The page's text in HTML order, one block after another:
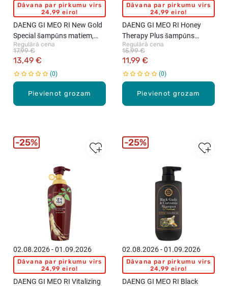
Pievienot grozam
Dāvana par pirkumu virs
24,99 eiro!
DAENG GI MEO RI New Gold
Special šampūns matiem,
500ml
Regulārā cena
13,49 €
17,99 €
0
Pievienot grozam
Dāvana par pirkumu virs
24,99 eiro!
DAENG GI MEO RI Honey
Therapy Plus šampūns
matiem, 500ml
Regulārā cena
11,99 €
15,99 €
0
02.08.2026 - 01.09.2026
Dāvana par pirkumu virs
24,99 eiro!
DAENG GI MEO RI Vitalizing
25%
02.08.2026 - 01.09.2026
Dāvana par pirkumu virs
24,99 eiro!
DAENG GI MEO RI Black
25%